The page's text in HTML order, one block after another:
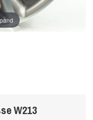
W213